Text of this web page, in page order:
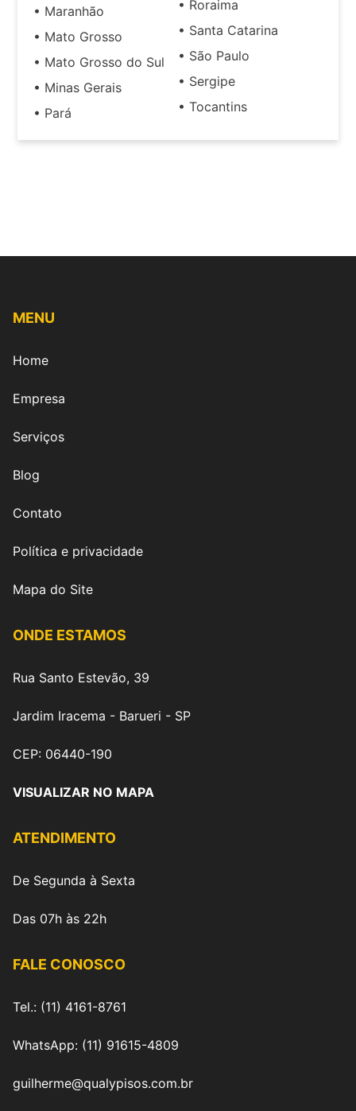
• Maranhão
• Mato Grosso
• Mato Grosso do Sul
• Minas Gerais
• Pará
• Roraima
• Santa Catarina
• São Paulo
• Sergipe
• Tocantins
MENU
Home
Empresa
Serviços
Blog
Contato
Política e privacidade
Mapa do Site
ONDE ESTAMOS
Rua Santo Estevão, 39
Jardim Iracema - Barueri - SP
CEP: 06440-190
VISUALIZAR NO MAPA
ATENDIMENTO
De Segunda à Sexta
Das 07h às 22h
FALE CONOSCO
Tel.: (11) 4161-8761
WhatsApp: (11) 91615-4809
guilherme@qualypisos.com.br